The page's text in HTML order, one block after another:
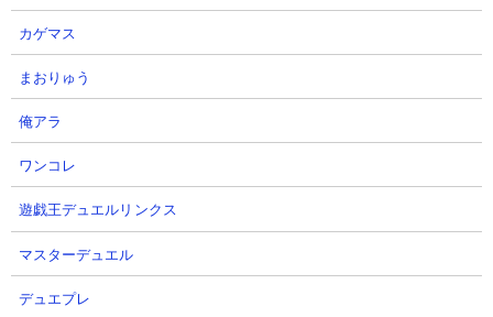
カゲマス
まおりゅう
俺アラ
ワンコレ
遊戯王デュエルリンクス
マスターデュエル
デュエプレ